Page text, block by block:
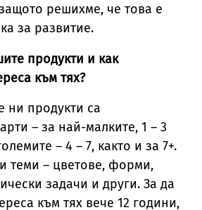
решихме, че това е
за развитие.
продукти и как
към тях?
ни продукти са
– за най-малките, 1 – 3
– 4 – 7, както и за 7+.
теми – цветове, форми,
задачи и други. За да
към тях вече 12 години,